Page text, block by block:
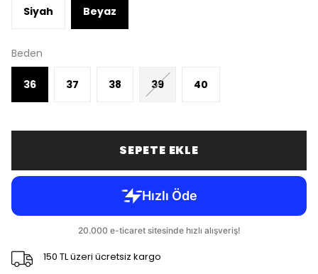
Siyah Beyaz
Beden
36 37 38 39 40
SEPETE EKLE
150 TL üzeri ücretsiz kargo